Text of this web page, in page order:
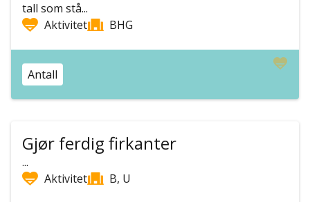
tall som stå...
Aktivitet
BHG
Antall
Gjør ferdig firkanter
...
Aktivitet
B, U